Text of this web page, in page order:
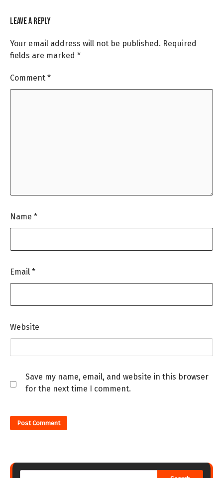
Leave a Reply
Your email address will not be published. Required
fields are marked *
Comment *
Name *
Email *
Website
Save my name, email, and website in this browser
for the next time I comment.